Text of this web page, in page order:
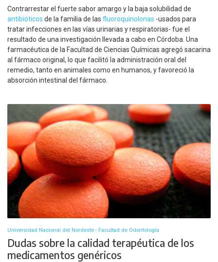
Contrarrestar el fuerte sabor amargo y la baja solubilidad de
antibióticos de la familia de las fluoroquinolonas -usados para
tratar infecciones en las vías urinarias y respiratorias- fue el
resultado de una investigación llevada a cabo en Córdoba. Una
farmacéutica de la Facultad de Ciencias Químicas agregó sacarina
al fármaco original, lo que facilitó la administración oral del
remedio, tanto en animales como en humanos, y favoreció la
absorción intestinal del fármaco.
Universidad Nacional del Nordeste - Facultad de Odontología
Dudas sobre la calidad terapéutica de los
medicamentos genéricos